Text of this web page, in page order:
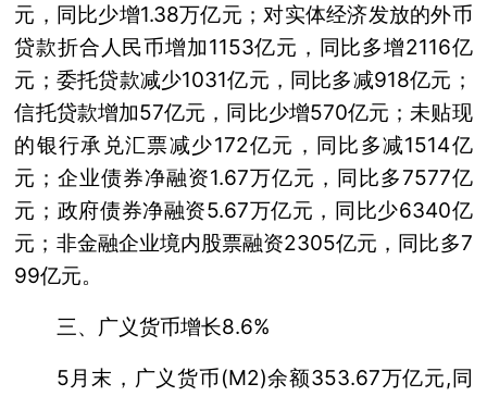
元，同比少增1.38万亿元；对实体经济发放的外币
贷款折合人民币增加1153亿元，同比多增2116亿
元；委托贷款减少1031亿元，同比多减918亿元；
信托贷款增加57亿元，同比少增570亿元；未贴现
的银行承兑汇票减少172亿元，同比多减1514亿
元；企业债券净融资1.67万亿元，同比多7577亿
元；政府债券净融资5.67万亿元，同比少6340亿
元；非金融企业境内股票融资2305亿元，同比多7
99亿元。
三、广义货币增长8.6%
5月末，广义货币(M2)余额353.67万亿元,同